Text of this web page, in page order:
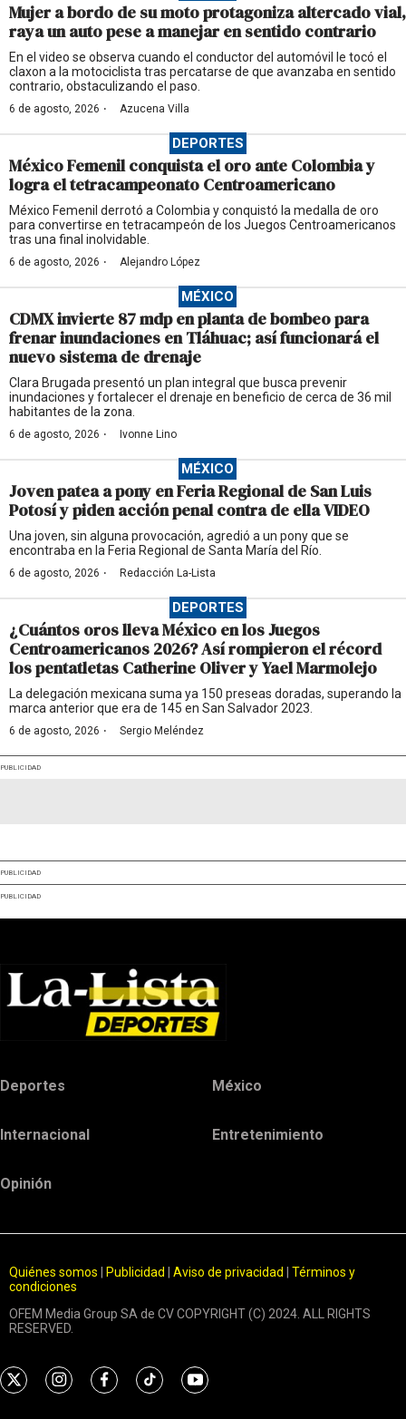
Mujer a bordo de su moto protagoniza altercado vial,
raya un auto pese a manejar en sentido contrario
En el video se observa cuando el conductor del automóvil le tocó el
claxon a la motociclista tras percatarse de que avanzaba en sentido
contrario, obstaculizando el paso.
6 de agosto, 2026 · Azucena Villa
DEPORTES
México Femenil conquista el oro ante Colombia y
logra el tetracampeonato Centroamericano
México Femenil derrotó a Colombia y conquistó la medalla de oro
para convertirse en tetracampeón de los Juegos Centroamericanos
tras una final inolvidable.
6 de agosto, 2026 · Alejandro López
MÉXICO
CDMX invierte 87 mdp en planta de bombeo para
frenar inundaciones en Tláhuac; así funcionará el
nuevo sistema de drenaje
Clara Brugada presentó un plan integral que busca prevenir
inundaciones y fortalecer el drenaje en beneficio de cerca de 36 mil
habitantes de la zona.
6 de agosto, 2026 · Ivonne Lino
MÉXICO
Joven patea a pony en Feria Regional de San Luis
Potosí y piden acción penal contra de ella VIDEO
Una joven, sin alguna provocación, agredió a un pony que se
encontraba en la Feria Regional de Santa María del Río.
6 de agosto, 2026 · Redacción La-Lista
DEPORTES
¿Cuántos oros lleva México en los Juegos
Centroamericanos 2026? Así rompieron el récord
los pentatletas Catherine Oliver y Yael Marmolejo
La delegación mexicana suma ya 150 preseas doradas, superando la
marca anterior que era de 145 en San Salvador 2023.
6 de agosto, 2026 · Sergio Meléndez
PUBLICIDAD
PUBLICIDAD
PUBLICIDAD
Deportes México
Internacional Entretenimiento
Opinión
Quiénes somos Publicidad Aviso de privacidad
Términos y
condiciones
OFEM Media Group SA de CV COPYRIGHT (C) 2024. ALL RIGHTS
RESERVED.
t
i
f
t
y